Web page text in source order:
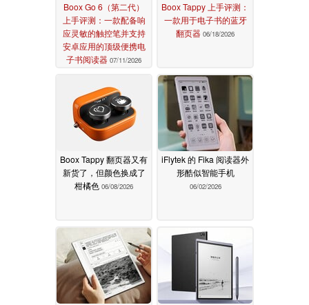
Boox Go 6（第二代）
上手评测：一款配备响
应灵敏的触控笔并支持
安卓应用的顶级便携电
子书阅读器 07/11/2026
Boox Tappy 上手评测：
一款用于电子书的蓝牙
翻页器 06/18/2026
Boox Tappy 翻页器又有
新货了，但颜色换成了
柑橘色 06/08/2026
iFlytek 的 Fika 阅读器外
形酷似智能手机
06/02/2026